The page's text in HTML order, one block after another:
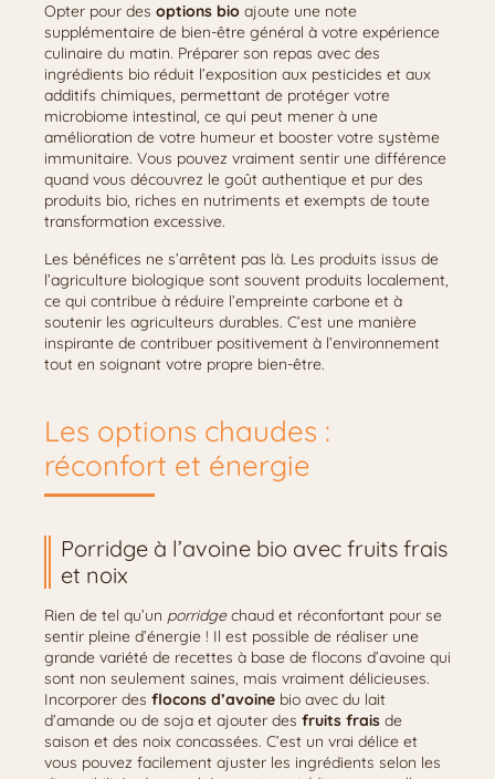
Opter pour des options bio ajoute une note
supplémentaire de bien-être général à votre expérience
culinaire du matin. Préparer son repas avec des
ingrédients bio réduit l’exposition aux pesticides et aux
additifs chimiques, permettant de protéger votre
microbiome intestinal, ce qui peut mener à une
amélioration de votre humeur et booster votre système
immunitaire. Vous pouvez vraiment sentir une différence
quand vous découvrez le goût authentique et pur des
produits bio, riches en nutriments et exempts de toute
transformation excessive.
Les bénéfices ne s’arrêtent pas là. Les produits issus de
l’agriculture biologique sont souvent produits localement,
ce qui contribue à réduire l’empreinte carbone et à
soutenir les agriculteurs durables. C’est une manière
inspirante de contribuer positivement à l’environnement
tout en soignant votre propre bien-être.
Les options chaudes :
réconfort et énergie
Porridge à l’avoine bio avec fruits frais
et noix
Rien de tel qu’un porridgechaud et réconfortant pour se
sentir pleine d’énergie ! Il est possible de réaliser une
grande variété de recettes à base de flocons d’avoine qui
sont non seulement saines, mais vraiment délicieuses.
Incorporer des flocons d’avoine bio avec du lait
d’amande ou de soja et ajouter des fruits frais de
saison et des noix concassées. C’est un vrai délice et
vous pouvez facilement ajuster les ingrédients selon les